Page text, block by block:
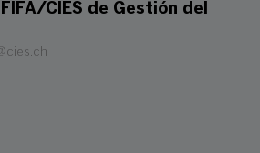
CIES de Gestión del